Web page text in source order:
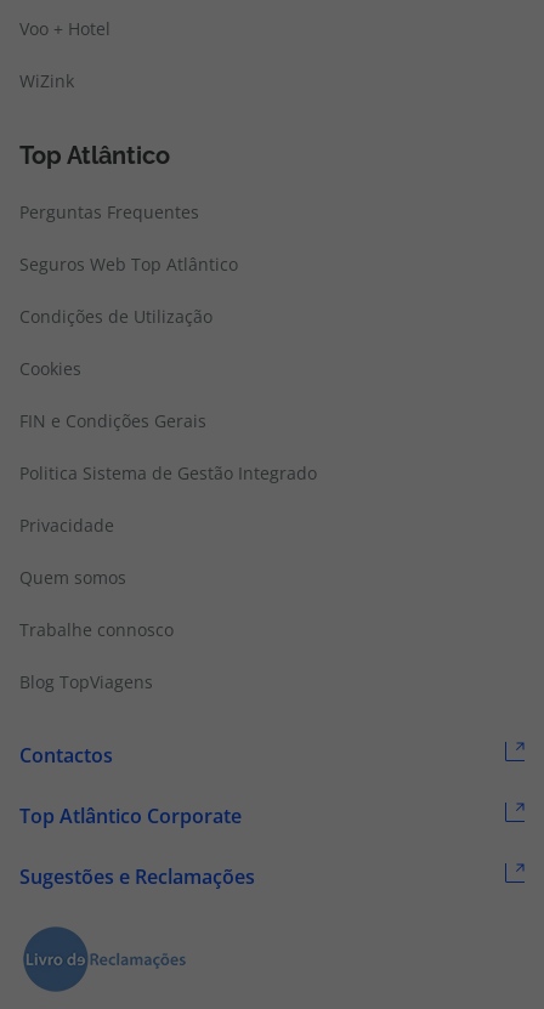
Voo + Hotel
WiZink
Top Atlântico
Perguntas Frequentes
Seguros Web Top Atlântico
Condições de Utilização
Cookies
FIN e Condições Gerais
Politica Sistema de Gestão Integrado
Privacidade
Quem somos
Trabalhe connosco
Blog TopViagens
Contactos
Top Atlântico Corporate
Sugestões e Reclamações